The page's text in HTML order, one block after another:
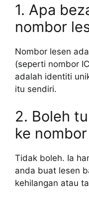
1. Apa
nombor
Nombor lesen
(seperti nombor
adalah identiti
itu sendiri.
2. Boleh
ke
Tidak boleh. Ia
anda buat lesen
kehilangan atau